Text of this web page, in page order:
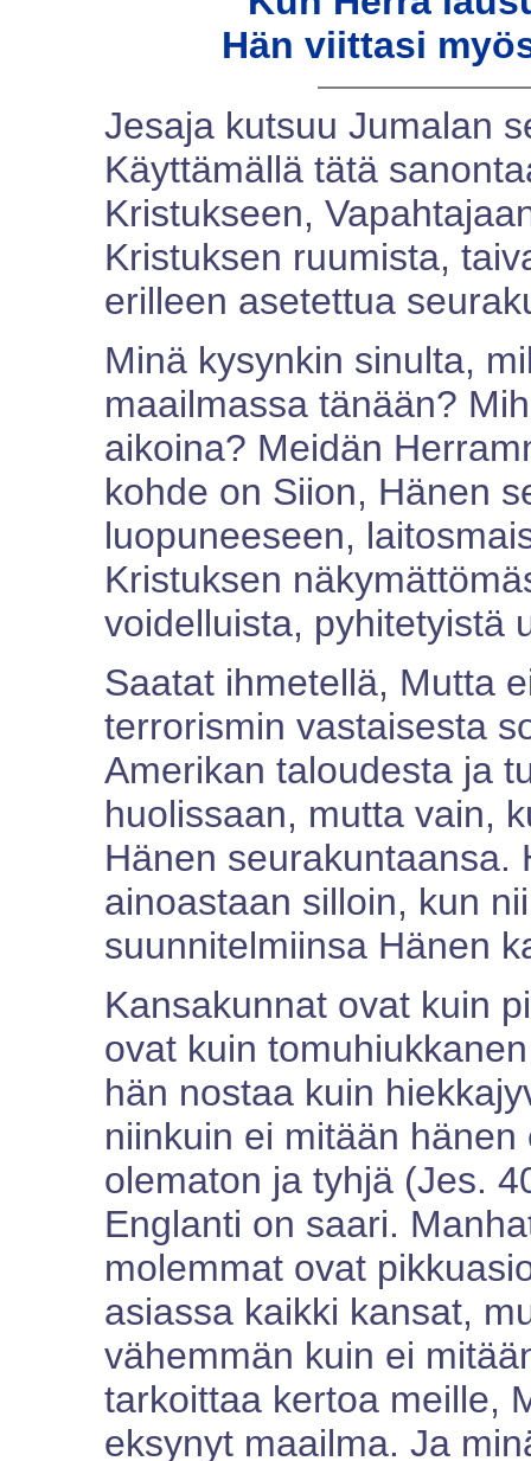
Hän viittasi
Jesaja kutsuu Jumalan
Käyttämällä tätä
Kristukseen,
Kristuksen ruumista,
erilleen asetettua
Minä kysynkin sinulta,
maailmassa tänään?
aikoina? Meidän
kohde on Siion, Hänen
luopuneeseen,
Kristuksen
voidelluista, pyhitetyistä
Saatat ihmetellä, Mutta
terrorismin vastaisesta
Amerikan taloudesta ja
huolissaan, mutta vain,
Hänen seurakuntaansa.
ainoastaan silloin, kun
suunnitelmiinsa Hänen
Kansakunnat ovat kuin
ovat kuin
hän nostaa kuin
niinkuin ei mitään
olematon ja tyhjä (Jes.
Englanti on saari.
molemmat ovat
asiassa kaikki kansat,
vähemmän kuin ei
tarkoittaa kertoa meille,
eksynyt maailma. Ja